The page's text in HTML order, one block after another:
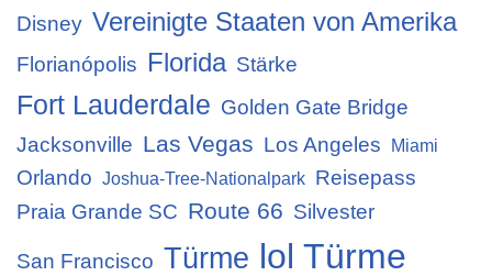
Disney Vereinigte Staaten von Amerika
Florianópolis Florida Stärke
Fort Lauderdale Golden Gate Bridge
Jacksonville Las Vegas Los Angeles Miami
Orlando Joshua-Tree-Nationalpark Reisepass
Praia Grande SC Route 66 Silvester
San Francisco Türme lol Türme